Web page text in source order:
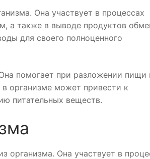
Она участвует в процессах
а также в выводе продуктов
для своего полноценного
помогает при разложении пищи
организме может привести к
питательных веществ.
организма. Она участвует в